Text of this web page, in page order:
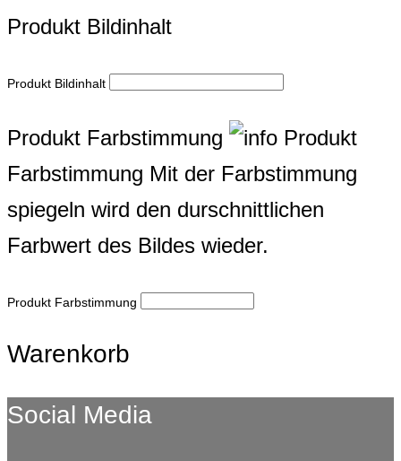
Produkt Bildinhalt
Produkt Bildinhalt
Produkt Farbstimmung
Produkt
Farbstimmung Mit der Farbstimmung
spiegeln wird den durschnittlichen
Farbwert des Bildes wieder.
Produkt Farbstimmung
Warenkorb
Social Media